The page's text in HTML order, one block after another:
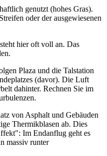
genutzt (hohes Gras).
oder der ausgewiesenen
hier oft voll an. Das
Plaza und die Talstation
(davor). Die Luft
dahinter. Rechnen Sie im
von Asphalt und Gebäuden
Thermikblasen ab. Dies
Im Endanflug geht es
massiv runter